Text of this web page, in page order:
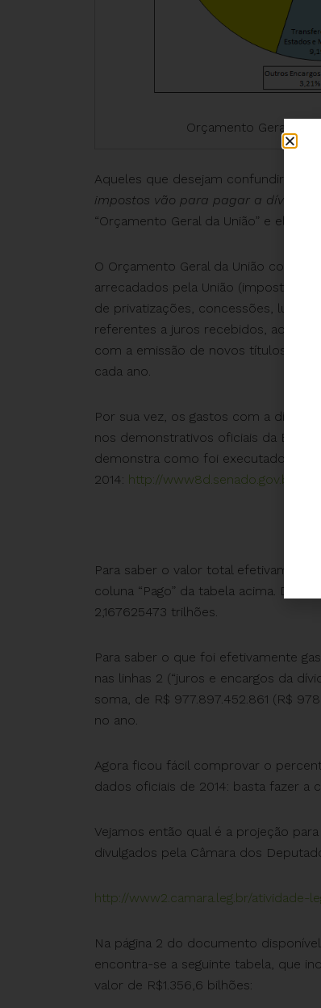
Orçamento Geral da
Aqueles que desejam confundir a
impostos vão para pagar a dívida
“Orçamento Geral da União” e eles
O Orçamento Geral da União
arrecadados pela União (impostos,
de privatizações, concessões, lucro
referentes a juros recebidos, aos
com a emissão de novos títulos,
cada ano.
Por sua vez, os gastos com a dívida
nos demonstrativos oficiais da
demonstra como foi executado o
2014: http://www8d.senado.gov.br/
Para saber o valor total efetivamente
coluna “Pago” da tabela acima.
2,167625473 trilhões.
Para saber o que foi efetivamente
nas linhas 2 (“juros e encargos da
soma, de R$ 977.897.452.861 (R$
no ano.
Agora ficou fácil comprovar o
dados oficiais de 2014: basta fazer a
Vejamos então qual é a projeção
divulgados pela Câmara dos
http://www2.camara.leg.br/atividade-
Na página 2 do documento
encontra-se a seguinte tabela, que
valor de R$1.356,6 bilhões: